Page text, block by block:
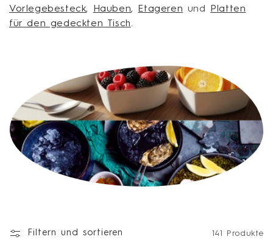
Vorlegebesteck, Hauben, Etageren und
Platten
für den gedeckten Tisch.
Filtern und sortieren 141 Produkte